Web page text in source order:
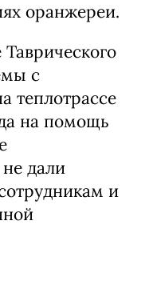
оранжереи.
с
теплотрассе
на помощь
не дали
и